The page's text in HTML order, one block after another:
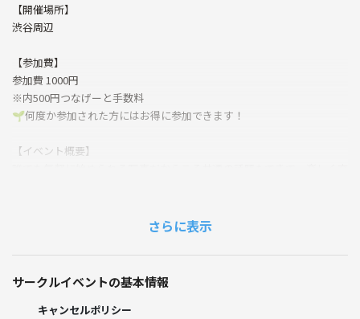
【開催場所】
渋谷周辺
【参加費】
参加費 1000円
※内500円つなげーと手数料
🌱何度か参加された方にはお得に参加できます！
【イベント概要】
季節を感じて、交流しながら自由に撮影を楽しみましょう🌸
🔰カメラ初心者やスマホ参加も🆗
⭐️参加者の多く20代が多めです！
さらに表示
サークルイベントの基本情報
キャンセルポリシー